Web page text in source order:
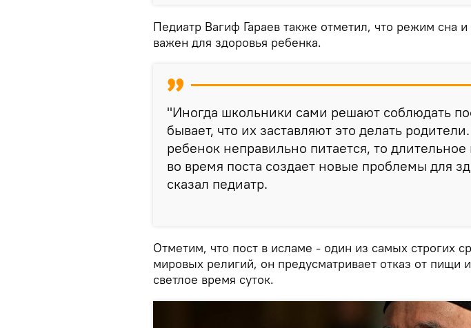
Педиатр Вагиф Гараев также отметил, что режим сна и
важен для здоровья ребенка.
"Иногда школьники сами решают соблюдать
бывает, что их заставляют это делать
ребенок неправильно питается, то длительное
во время поста создает новые проблемы для
сказал педиатр.
Отметим, что пост в исламе - один из самых строгих
мировых религий, он предусматривает отказ от пищи
светлое время суток.